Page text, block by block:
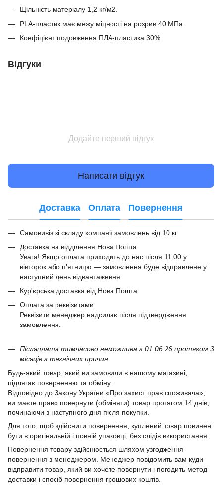
Щільність матеріалу 1,2 кг/м2.
PLA-пластик має межу міцності на розрив 40 МПа.
Коефіцієнт подовження ПЛА-пластика 30%.
Відгуки
Додайте перший відгук
Написати відгук
Доставка Оплата Повернення
Самовивіз зі складу компанії замовлень від 10 кг
Доставка на відділення Нова Пошта
Увага! Якщо оплата приходить до нас після 11.00 у
вівторок або п’ятницю — замовлення буде відправлене у
наступний день відвантаження.
Кур'єрська доставка від Нова Пошта
Оплата за реквізитами.
Реквізити менеджер надсилає після підтвердження
замовлення.
Післяплата тимчасово неможлива з 01.06.26 протягом 3
місяців з технічних причин
Будь-який товар, який ви замовили в нашому магазині,
підлягає поверненню та обміну.
Відповідно до Закону України «Про захист прав споживача»,
ви маєте право повернути (обміняти) товар протягом 14 днів,
починаючи з наступного дня після покупки.
Для того, щоб здійснити повернення, куплений товар повинен
бути в оригінальній і повній упаковці, без слідів використання.
Повернення товару здійснюється шляхом узгодження
повернення з менеджером. Менеджер повідомить вам куди
відправити товар, який ви хочете повернути і погодить метод
доставки і спосіб повернення грошових коштів.